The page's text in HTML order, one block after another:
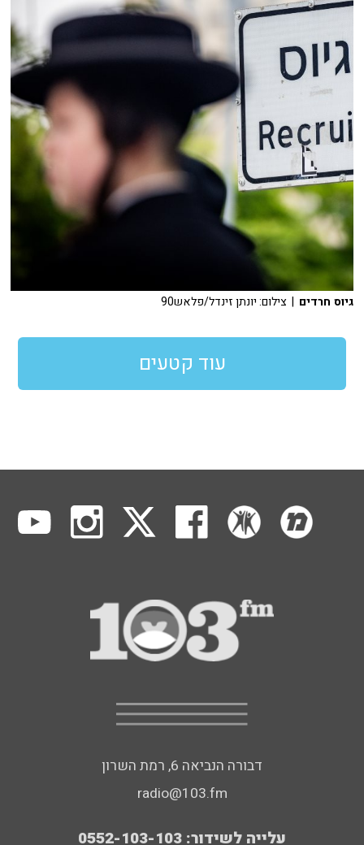
גיוס חרדים | צילום: יונתן זינדל/פלאש90
עוד קטעים
דבורה הנביאה 6, רמת השרון
radio@103.fm
עלייה לשידור: 0552-103-103